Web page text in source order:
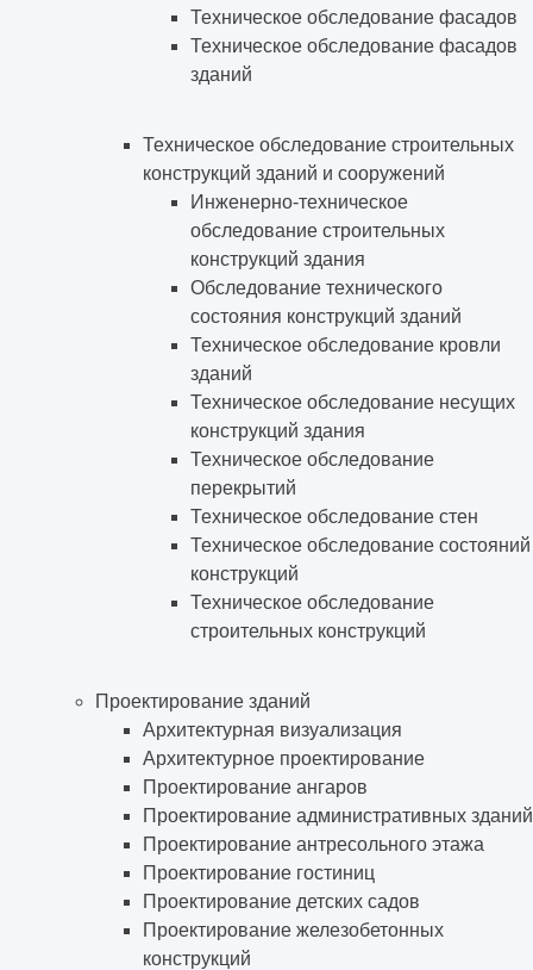
Техническое обследование фасадов
Техническое обследование фасадов
зданий
Техническое обследование строительных
конструкций зданий и сооружений
Инженерно-техническое
обследование строительных
конструкций здания
Обследование технического
состояния конструкций зданий
Техническое обследование кровли
зданий
Техническое обследование несущих
конструкций здания
Техническое обследование
перекрытий
Техническое обследование стен
Техническое обследование состояний
конструкций
Техническое обследование
строительных конструкций
Проектирование зданий
Архитектурная визуализация
Архитектурное проектирование
Проектирование ангаров
Проектирование административных зданий
Проектирование антресольного этажа
Проектирование гостиниц
Проектирование детских садов
Проектирование железобетонных
конструкций